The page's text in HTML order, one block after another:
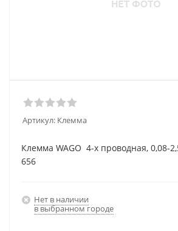
Артикул: Клемма
Клемма WAGO 4-х проводная, 0,08-
656
Нет в наличии
в выбранном городе